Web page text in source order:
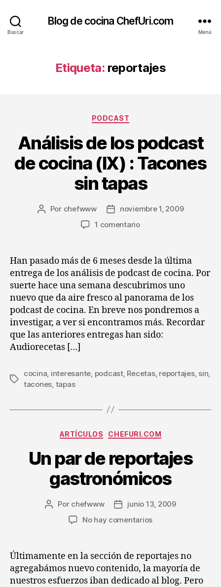
Buscar
Blog de cocina ChefUri.com
Menú
Etiqueta: reportajes
Categorías
PODCAST
Análisis de los podcast
de cocina (IX) : Tacones
sin tapas
Autor
Por chefwww
Fechanoviembre 1, 2009
1 comentarioen
los
podcast
de
cocina
(IX)
:
Tacones
sin
Han pasado más de 6 meses desde la última
entrega de los análisis de podcast de cocina. Por
suerte hace una semana descubrimos uno
nuevo que da aire fresco al panorama de los
podcast de cocina. En breve nos pondremos a
investigar, a ver si encontramos más. Recordar
que las anteriores entregas han sido:
Audiorecetas […]
Etiquetas
cocina interesante podcast, Recetas, reportajes, sin
tacones tapas
Categorías
ARTÍCULOS CHEFURI.COM
Un par de reportajes
gastronómicos
Autor
Por chefwww
Fechajunio 13, 2009
No hay comentariosen
de
reportajes
gastronómicos
Últimamente en la sección de reportajes no
agregabámos nuevo contenido, la mayoría de
nuestros esfuerzos iban dedicado al blog. Pero